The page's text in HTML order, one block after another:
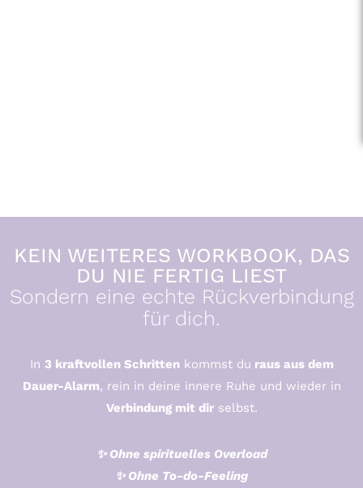
KEIN WEITERES WORKBOOK, DAS
DU NIE FERTIG LIEST
Sondern eine echte Rückverbindung
für dich.
In 3 kraftvollen Schrittenkommst du raus aus dem
Dauer-Alarm, rein in deine innere Ruhe und wieder in
Verbindung mit dirselbst.
✨ Ohne spirituelles Overload
✨ Ohne To-do-Feeling